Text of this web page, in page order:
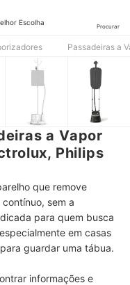
Escolha
Procurar
Passadeiras a
a Vapor
Philips
que remove
sem a
para quem busca
em casas
guardar uma tábua.
informações e